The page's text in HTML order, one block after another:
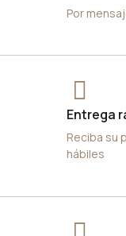
Por
Entrega
Reciba su
hábiles